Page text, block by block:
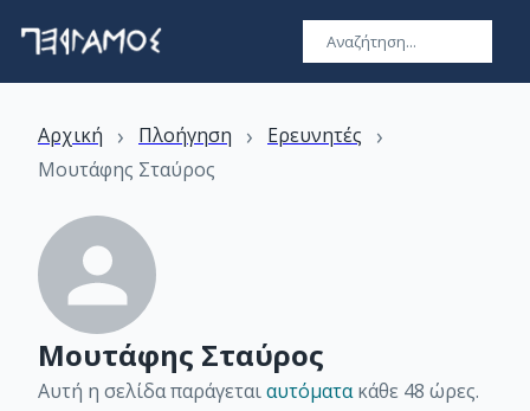
Αρχική › Πλοήγηση › Ερευνητές ›
Μουτάφης Σταύρος
Μουτάφης Σταύρος
Αυτή η σελίδα παράγεταιαυτόματακάθε 48 ώρες.